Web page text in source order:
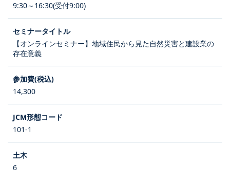
9:30～16:30(受付9:00)
【オンラインセミナー】地域住民から見た自然災害と建設業の
存在意義
14,300
101-1
6